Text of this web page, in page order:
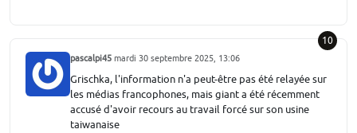
10
pascalpi45 mardi 30 septembre 2025, 13:06
Grischka, l'information n'a peut-être pas été relayée sur
les médias francophones, mais giant a été récemment
accusé d'avoir recours au travail forcé sur son usine
taiwanaise